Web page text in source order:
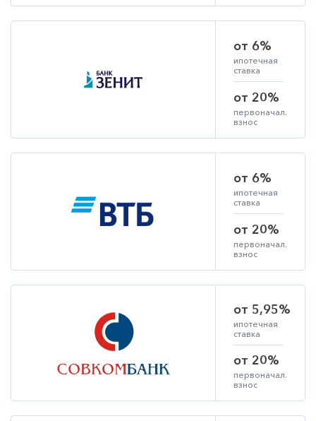
от 6%
ипотечная
ставка
от 20%
первоначал.
взнос
от 6%
ипотечная
ставка
от 20%
первоначал.
взнос
от 5,95%
ипотечная
ставка
от 20%
первоначал.
взнос